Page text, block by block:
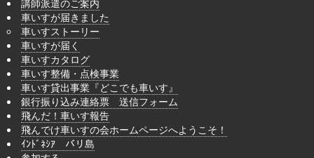
車いすが届きました
車いすストーリー
車いすが届く
車いすカタログ
車いす整備・点検事業
車いす貸出事業『どこでも車いす』
銀行振り込み連絡票 送信フォーム
飛んだ！車いす報告
飛んでけ車いすの会ホームページへようこそ！
ｲﾝﾄﾞﾈｼｱ バリ島